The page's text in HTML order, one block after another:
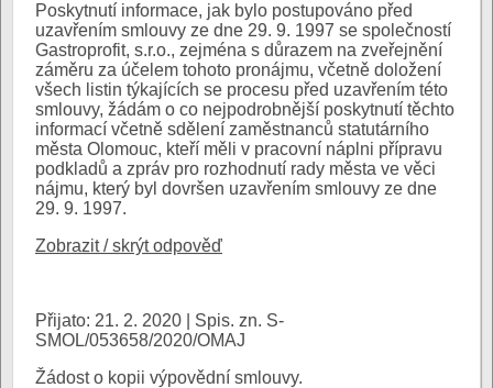
Poskytnutí informace, jak bylo postupováno před
uzavřením smlouvy ze dne 29. 9. 1997 se společností
Gastroprofit, s.r.o., zejména s důrazem na zveřejnění
záměru za účelem tohoto pronájmu, včetně doložení
všech listin týkajících se procesu před uzavřením této
smlouvy, žádám o co nejpodrobnější poskytnutí těchto
informací včetně sdělení zaměstnanců statutárního
města Olomouc, kteří měli v pracovní náplni přípravu
podkladů a zpráv pro rozhodnutí rady města ve věci
nájmu, který byl dovršen uzavřením smlouvy ze dne
29. 9. 1997.
Zobrazit / skrýt odpověď
Přijato: 21. 2. 2020 | Spis. zn. S-
SMOL/053658/2020/OMAJ
Žádost o kopii výpovědní smlouvy.